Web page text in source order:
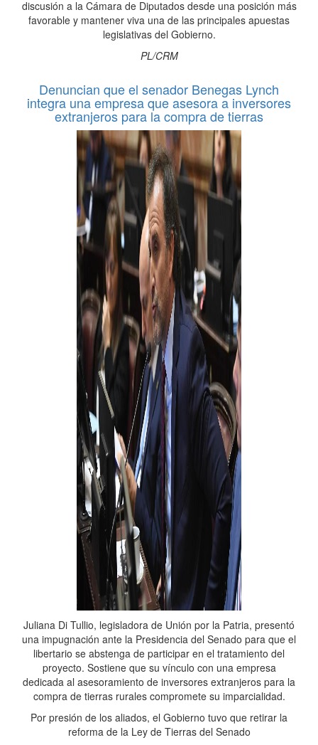
discusión a la Cámara de Diputados desde una posición más
favorable y mantener viva una de las principales apuestas
legislativas del Gobierno.
PL/CRM
Denuncian que el senador Benegas Lynch
integra una empresa que asesora a inversores
extranjeros para la compra de tierras
Juliana Di Tullio, legisladora de Unión por la Patria, presentó
una impugnación ante la Presidencia del Senado para que el
libertario se abstenga de participar en el tratamiento del
proyecto. Sostiene que su vínculo con una empresa
dedicada al asesoramiento de inversores extranjeros para la
compra de tierras rurales compromete su imparcialidad.
Por presión de los aliados, el Gobierno tuvo que retirar la
reforma de la Ley de Tierras del Senado